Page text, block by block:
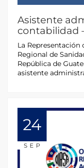
Asistente
contabilidad
La
Regional de
República de
asistente
24
SEP